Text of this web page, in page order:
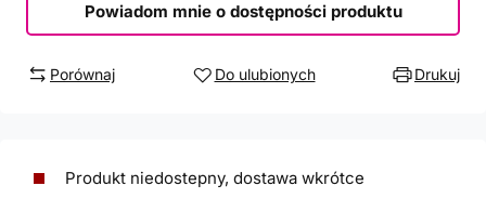
Powiadom mnie o dostępności produktu
Porównaj Do ulubionych Drukuj
Produkt niedostepny, dostawa wkrótce